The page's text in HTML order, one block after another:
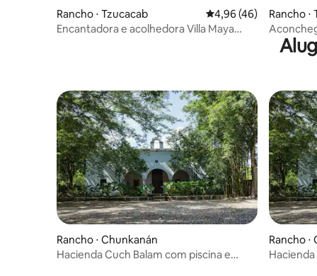
Rancho ⋅ Tzucacab 4,96 de uma avaliação
4,96 (46)
Encantadora e acolhedora Villa Maya
Rancho ⋅
natureza
Rancho ⋅ Chunkanán
Hacienda Cuch Balam com piscina e
Rancho ⋅